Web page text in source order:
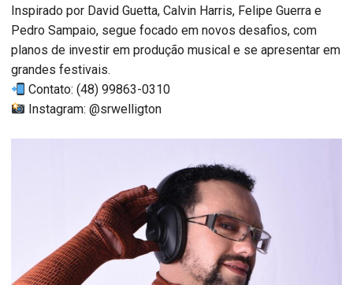
Inspirado por David Guetta, Calvin Harris, Felipe Guerra e
Pedro Sampaio, segue focado em novos desafios, com
planos de investir em produção musical e se apresentar em
grandes festivais.
Contato: (48) 99863-0310
Instagram: @srwelligton